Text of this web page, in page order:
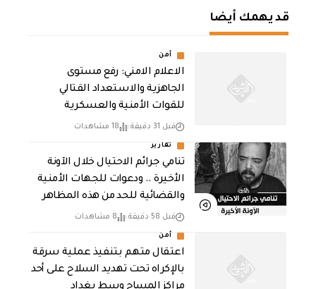
قد يهمك أيضا
أمن
الاعلام الامني: رفع مستوى
الجاهزية والاستعداد القتالي
للقوات الأمنية والعسكرية
قبل 31 دقيقة 18 مشاهدات
تقارير
تنامي جرائم الاحتيال خلال الآونة
الأخيرة .. ودعوات للجهات الأمنية
والقضائية للحد من هذه المظاهر
قبل 58 دقيقة 8 مشاهدات
أمن
اعتقال متهم بتنفيذ عملية سرقة
بالإكراه تحت تهديد السلاح على أحد